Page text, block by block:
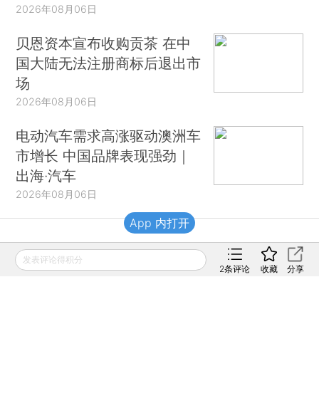
2026年08月06日
贝恩资本宣布收购贡茶 在中
国大陆无法注册商标后退出市
场
2026年08月06日
电动汽车需求高涨驱动澳洲车
市增长 中国品牌表现强劲｜
出海·汽车
2026年08月06日
财新移动
发表评论得积分
2条评论 收藏 分享
App 内打开